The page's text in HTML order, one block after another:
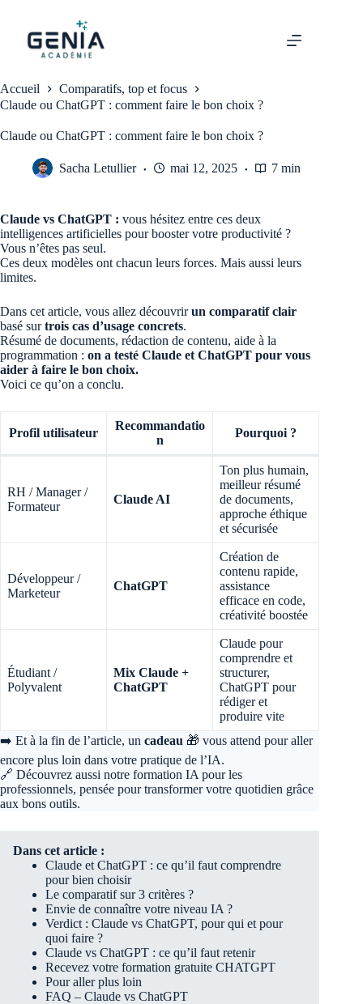
contenu
Accueil
Comparatifs, top et focus
Claude ou ChatGPT : comment faire le bon choix ?
Claude ou ChatGPT : comment faire le bon choix ?
Sacha Letullier mai 12, 2025 7 min
Claude vs ChatGPT : vous hésitez entre ces deux
intelligences artificielles pour booster votre productivité ?
Vous n’êtes pas seul.
Ces deux modèles ont chacun leurs forces. Mais aussi leurs
limites.
Dans cet article, vous allez découvrirun comparatif clair
basé surtrois cas d’usage concrets.
Résumé de documents, rédaction de contenu, aide à la
programmation : on a testé Claude et ChatGPT pour vous
aider à faire le bon choix.
Voici ce qu’on a conclu.
Profil utilisateur
Recommandatio
n
Pourquoi ?
RH / Manager /
Formateur
Claude AI
Ton plus humain,
meilleur résumé
de documents,
approche éthique
et sécurisée
Développeur /
Marketeur
ChatGPT
Création de
contenu rapide,
assistance
efficace en code,
créativité boostée
Étudiant /
Polyvalent
Mix Claude +
ChatGPT
Claude pour
comprendre et
structurer,
ChatGPT pour
rédiger et
produire vite
➡️ Et à la fin de l’article, un cadeau 🎁 vous attend pour aller
encore plus loin dans votre pratique de l’IA.
🔗 Découvrez aussi notre formation IA pour les
professionnels, pensée pour transformer votre quotidien grâce
aux bons outils.
Dans cet article :
Claude et ChatGPT : ce qu’il faut comprendre
pour bien choisir
Le comparatif sur 3 critères ?
Envie de connaître votre niveau IA ?
Verdict : Claude vs ChatGPT, pour qui et pour
quoi faire ?
Claude vs ChatGPT : ce qu’il faut retenir
Recevez votre formation gratuite CHATGPT
Pour aller plus loin
FAQ – Claude vs ChatGPT